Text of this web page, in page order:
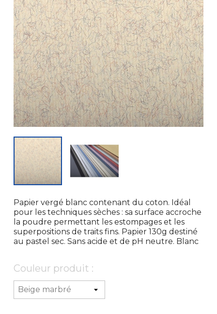
Papier vergé blanc contenant du coton. Idéal
pour les techniques sèches : sa surface accroche
la poudre permettant les estompages et les
superpositions de traits fins. Papier 130g destiné
au pastel sec. Sans acide et de pH neutre. Blanc
Couleur produit :